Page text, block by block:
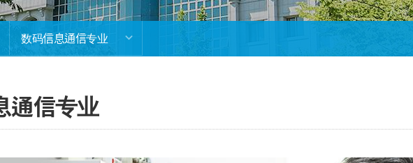
数码信息通信专业
通信专业